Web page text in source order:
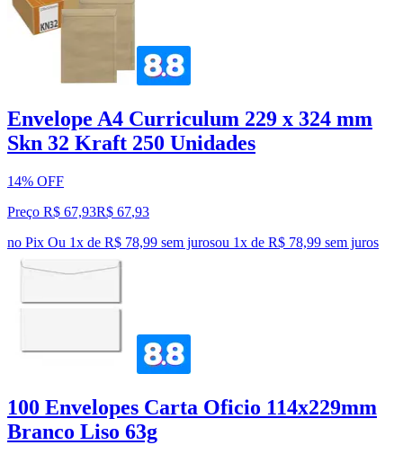
Envelope A4 Curriculum 229 x 324 mm
Skn 32 Kraft 250 Unidades
14% OFF
Preço R$ 67,93R$ 67,93
no Pix Ou 1x de R$ 78,99 sem jurosou 1x de R$ 78,99 sem juros
100 Envelopes Carta Oficio 114x229mm
Branco Liso 63g